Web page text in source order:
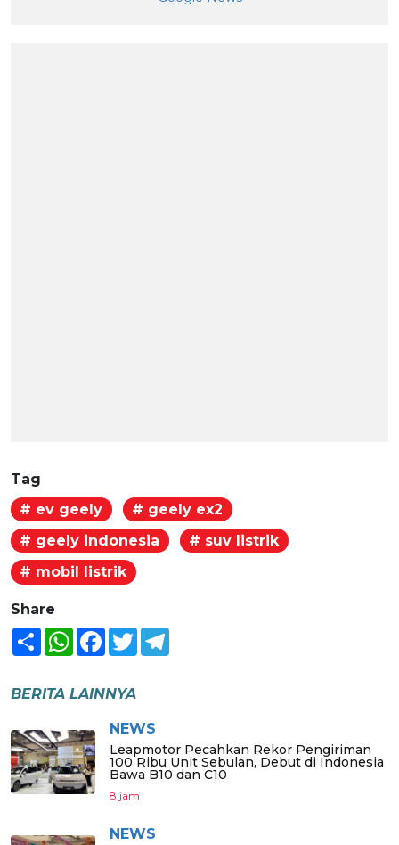
Tag
# ev geely
# geely ex2
# geely indonesia
# suv listrik
# mobil listrik
Share
Share WhatsAppFacebook
Twitter
BERITA LAINNYA
NEWS
Leapmotor Pecahkan Rekor Pengiriman
100 Ribu Unit Sebulan, Debut di Indonesia
Bawa B10 dan C10
8 jam
NEWS